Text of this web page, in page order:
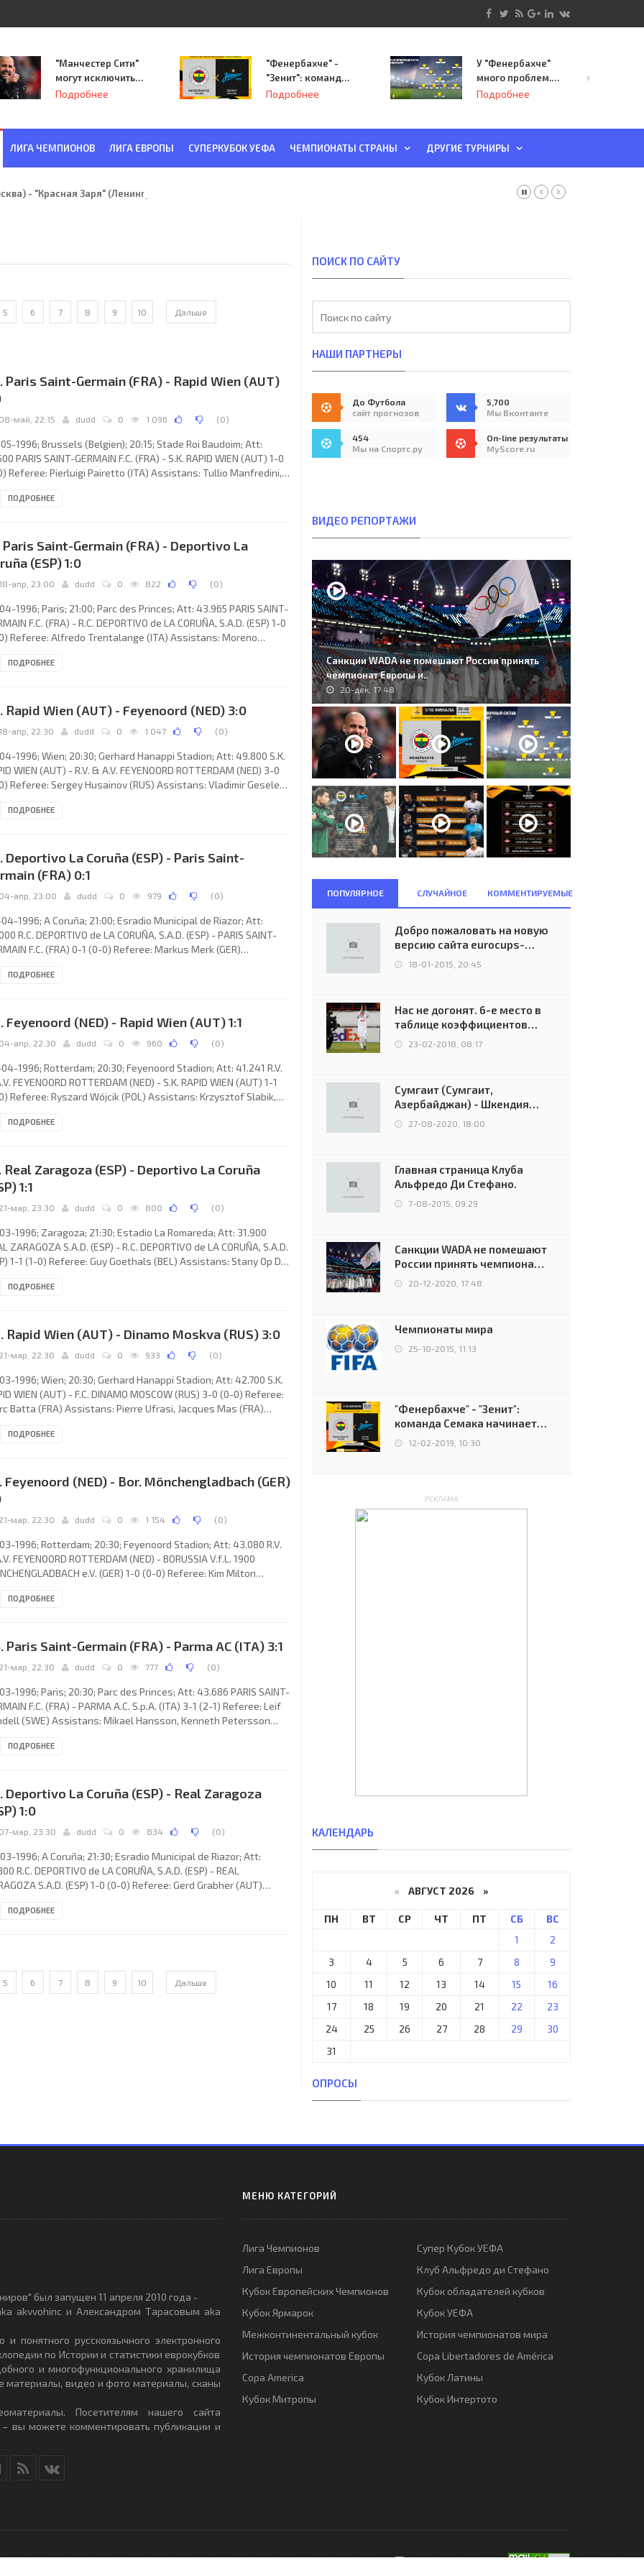
"Манчестер Сити"
могут исключить
из Лиги
Подробнее
"Фенербахче" -
"Зенит": команда
Семака начинает
Подробнее
У "Фенербахче"
много проблем.
Но он опасен для
Подробнее
ЛИГА ЧЕМПИОНОВ ЛИГА ЕВРОПЫ СУПЕРКУБОК УЕФА ЧЕМПИОНАТЫ СТРАНЫ ДРУГИЕ ТУРНИРЫ
- "Красная Заря" (Ленинград) 6:2
5 6 7 8 9 10 Дальше
Paris Saint-Germain (FRA) - Rapid Wien (AUT)
08-май, 22:15 dudd 0 1 096 (0)
1996; Brussels (Belgien); 20:15; Stade Roi Baudoim; Att:
PARIS SAINT-GERMAIN F.C. (FRA) - S.K. RAPID WIEN (AUT) 1-0
Referee: Pierluigi Pairetto (ITA) Assistans: Tullio Manfredini,
F.C. (coach: Luis Miguel FERNÁNDEZ Toledo): Bernard
Loko, Youri Djorkaeff, RAÍ Souza
ПОДРОБНЕЕ
Paris Saint-Germain (FRA) - Deportivo La
(ESP) 1:0
18-апр, 23:00 dudd 0 822 (0)
1996; Paris; 21:00; Parc des Princes; Att: 43.965 PARIS SAINT-
F.C. (FRA) - R.C. DEPORTIVO de LA CORUÑA, S.A.D. (ESP) 1-0
Referee: Alfredo Trentalange (ITA) Assistans: Moreno
GERMAIN F.C. (coach: Luis Miguel FERNÁNDEZ Toledo):
Patrice Loko, Youri Djorkaeff (Julio
ПОДРОБНЕЕ
Rapid Wien (AUT) - Feyenoord (NED) 3:0
18-апр, 22:30 dudd 0 1 047 (0)
1996; Wien; 20:30; Gerhard Hanappi Stadion; Att: 49.800 S.K.
WIEN (AUT) - R.V. & A.V. FEYENOORD ROTTERDAM (NED) 3-0
Referee: Sergey Husainov (RUS) Assistans: Vladimir Geselev,
32; 3-0 Carsten Jancker 35. S.K. RAPID (coach: Ernst
Haller 86), Peter Stöger (Sergey Mandreko
ПОДРОБНЕЕ
Deportivo La Coruña (ESP) - Paris Saint-
(FRA) 0:1
04-апр, 23:00 dudd 0 979 (0)
1996; A Coruña; 21:00; Esradio Municipal de Riazor; Att:
R.C. DEPORTIVO de LA CORUÑA, S.A.D. (ESP) - PARIS SAINT-
F.C. (FRA) 0-1 (0-0) Referee: Markus Merk (GER)
Djorkaeff 90. R.C. DEPORTIVO (coach: John Benjamin Toshack):
63), ALFREDO Santaelena Aguado, DONATO Gama da
ПОДРОБНЕЕ
Feyenoord (NED) - Rapid Wien (AUT) 1:1
04-апр, 22:30 dudd 0 960 (0)
1996; Rotterdam; 20:30; Feyenoord Stadion; Att: 41.241 R.V.
FEYENOORD ROTTERDAM (NED) - S.K. RAPID WIEN (AUT) 1-1
Referee: Ryszard Wójcik (POL) Assistans: Krzysztof Slabik,
Jancker 67. R.V. & A.V. FEYENOORD (coach: Adrianus "Arie"
Henrik Larsson (Orlando Trastfull 79),
ПОДРОБНЕЕ
Real Zaragoza (ESP) - Deportivo La Coruña
1:1
21-мар, 23:30 dudd 0 800 (0)
1996; Zaragoza; 21:30; Estadio La Romareda; Att: 31.900
ZARAGOZA S.A.D. (ESP) - R.C. DEPORTIVO de LA CORUÑA, S.A.D.
1-1 (1-0) Referee: Guy Goethals (BEL) Assistans: Stany Op De
37; 1-1 José Roberto Gama de Oliveira "BEBETO" 63. REAL
CUARTERO Lafarga, Jesús GARCÍA SANJUÁN, Mohamed
ПОДРОБНЕЕ
Rapid Wien (AUT) - Dinamo Moskva (RUS) 3:0
21-мар, 22:30 dudd 0 933 (0)
1996; Wien; 20:30; Gerhard Hanappi Stadion; Att: 42.700 S.K.
WIEN (AUT) - F.C. DINAMO MOSCOW (RUS) 3-0 (0-0) Referee:
Batta (FRA) Assistans: Pierre Ufrasi, Jacques Mas (FRA)
Jancker 74. S.K. RAPID (coach: Ernst Dokupil): Michael
Stumpf, Carsten Jancker. F.C. DINAMO
ПОДРОБНЕЕ
Feyenoord (NED) - Bor. Mönchengladbach (GER)
21-мар, 22:30 dudd 0 1 154 (0)
1996; Rotterdam; 20:30; Feyenoord Stadion; Att: 43.080 R.V.
FEYENOORD ROTTERDAM (NED) - BORUSSIA V.f.L. 1900
e.V. (GER) 1-0 (0-0) Referee: Kim Milton
(DEN) Goal: 1-0 Orlando Trastfull 85. R.V. & A.V. FEYENOORD
Rob Maas, Giovanni van Bronckhorst, Gaston Taument
ПОДРОБНЕЕ
Paris Saint-Germain (FRA) - Parma AC (ITA) 3:1
21-мар, 22:30 dudd 0 777 (0)
1996; Paris; 20:30; Parc des Princes; Att: 43.686 PARIS SAINT-
F.C. (FRA) - PARMA A.C. S.p.A. (ITA) 3-1 (2-1) Referee: Leif
(SWE) Assistans: Mikael Hansson, Kenneth Petersson
Melli 26; 2-1 Patrice Loko 38; 3-1 RAÍ Souza Vieira de
Le Guen, Laurent Fournier (Stéphane Mahé 75),
ПОДРОБНЕЕ
Deportivo La Coruña (ESP) - Real Zaragoza
1:0
07-мар, 23:30 dudd 0 834 (0)
1996; A Coruña; 21:30; Esradio Municipal de Riazor; Att:
R.C. DEPORTIVO de LA CORUÑA, S.A.D. (ESP) - REAL
S.A.D. (ESP) 1-0 (0-0) Referee: Gerd Grabher (AUT)
Miramontes 69. R.C. DEPORTIVO (coach: John Benjamin
da
ПОДРОБНЕЕ
5 6 7 8 9 10 Дальше
ПОИСК ПО САЙТУ
НАШИ ПАРТНЕРЫ
До Футбола
сайт прогнозов
5,700
Мы Вконтакте
454
Мы на Спортс.ру
On-line результаты
MyScore.ru
ВИДЕО РЕПОРТАЖИ
Санкции WADA не помешают России принять
чемпионат Европы и..
20-дек, 17:48
ПОПУЛЯРНОЕ СЛУЧАЙНОЕ КОММЕНТИРУЕМЫЕ
Добро пожаловать на новую
версию сайта eurocups-
uefa.ru
18-01-2015, 20:45
Нас не догонят. 6-е место в
таблице коэффициентов
УЕФА остаётся за Россией
23-02-2018, 08:17
Сумгаит (Сумгаит,
Азербайджан) - Шкендия
(Тетово, Северная
Македония) - 0:2 (0:0)
27-08-2020, 18:00
Главная страница Клуба
Альфредо Ди Стефано.
7-08-2015, 09:29
Санкции WADA не помешают
России принять чемпионат
Европы и финал Лиги
чемпионов.
20-12-2020, 17:48
Чемпионаты мира
25-10-2015, 11:13
"Фенербахче" - "Зенит":
команда Семака начинает
путь в плей-офф Лиги
12-02-2019, 10:30
РЕКЛАМА
КАЛЕНДАРЬ
« АВГУСТ 2026 »
ПН ВТ СР ЧТ ПТ СБ
ВС
1
2
3
4 5 6 7 8
9
10
11 12 13 14 15
16
17
18 19 20 21 22
23
24
25 26 27 28 29
30
31
ОПРОСЫ
был запущен 11 апреля 2010 года -
akvvohinc и Александром Тарасовым aka
понятного русскоязычного электронного
по Истории и статистики еврокубков
и многофункционального хранилища
материалы, видео и фото материалы, сканы
Посетителям нашего сайта
вы можете комментировать публикации и
МЕНЮ КАТЕГОРИЙ
Лига Чемпионов
Лига Европы
Кубок Европейских Чемпионов
Кубок Ярмарок
Межконтинентальный кубок
История чемпионатов Европы
Copa America
Кубок Митропы
Супер Кубок УЕФА
Клуб Альфредо ди Стефано
Кубок обладателей кубков
Кубок УЕФА
История чемпионатов мира
Copa Libertadores de América
Кубок Латины
Кубок Интертото
- All Rights Reserved.